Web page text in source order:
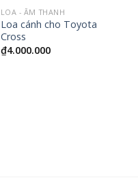
LOA - ÂM THANH
Loa cánh cho Toyota
Cross
₫4.000.000